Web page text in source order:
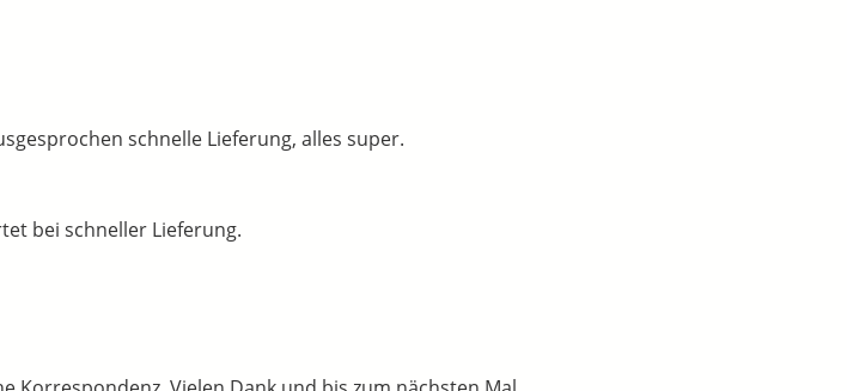
schnelle Lieferung, alles super.
bei schneller Lieferung.